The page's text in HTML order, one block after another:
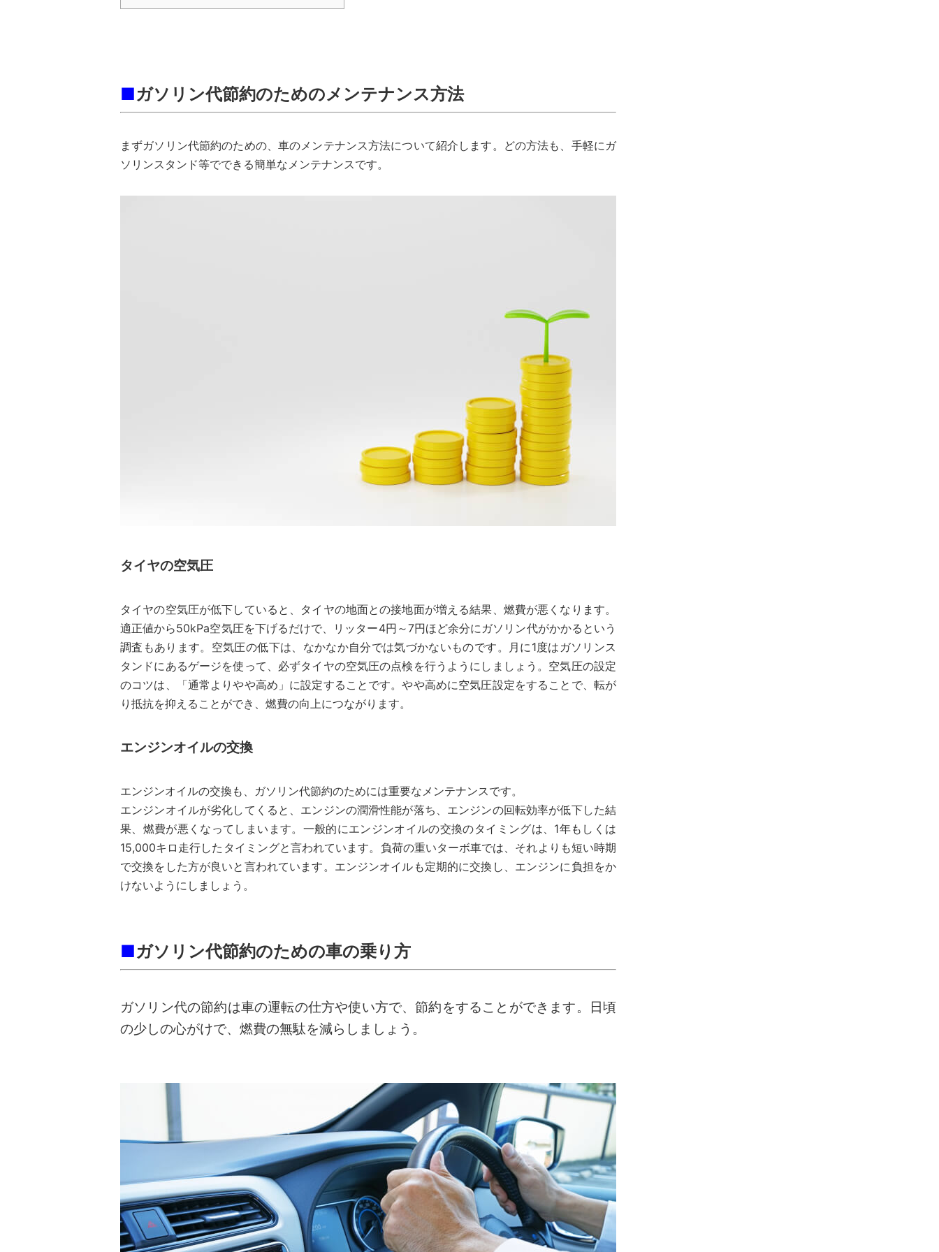
■ガソリン代節約のためのメンテナンス方法
まずガソリン代節約のための、車のメンテナンス方法について紹介します。どの方法も、手軽にガ
ソリンスタンド等でできる簡単なメンテナンスです。
タイヤの空気圧
タイヤの空気圧が低下していると、タイヤの地面との接地面が増える結果、燃費が悪くなります。
適正値から50kPa空気圧を下げるだけで、リッター4円～7円ほど余分にガソリン代がかかるという
調査もあります。空気圧の低下は、なかなか自分では気づかないものです。月に1度はガソリンス
タンドにあるゲージを使って、必ずタイヤの空気圧の点検を行うようにしましょう。空気圧の設定
のコツは、「通常よりやや高め」に設定することです。やや高めに空気圧設定をすることで、転が
り抵抗を抑えることができ、燃費の向上につながります。
エンジンオイルの交換
エンジンオイルの交換も、ガソリン代節約のためには重要なメンテナンスです。
エンジンオイルが劣化してくると、エンジンの潤滑性能が落ち、エンジンの回転効率が低下した結
果、燃費が悪くなってしまいます。一般的にエンジンオイルの交換のタイミングは、1年もしくは
15,000キロ走行したタイミングと言われています。負荷の重いターボ車では、それよりも短い時期
で交換をした方が良いと言われています。エンジンオイルも定期的に交換し、エンジンに負担をか
けないようにしましょう。
■ガソリン代節約のための車の乗り方
ガソリン代の節約は車の運転の仕方や使い方で、節約をすることができます。日頃
の少しの心がけで、燃費の無駄を減らしましょう。